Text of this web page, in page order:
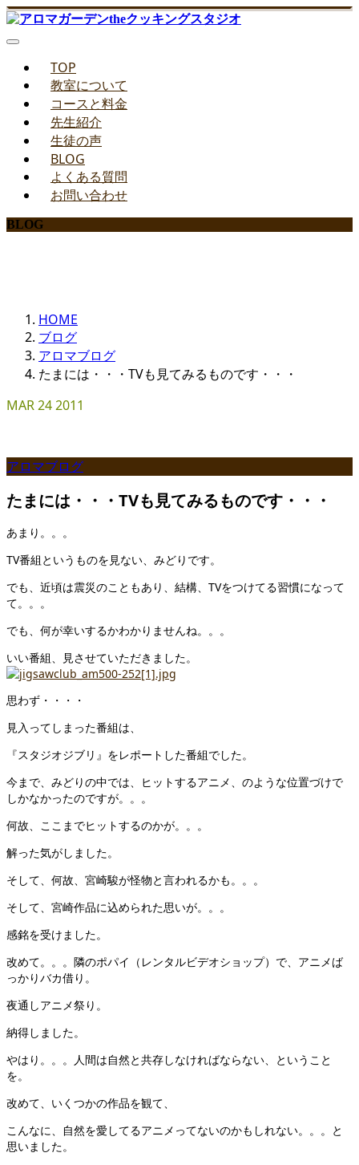
TOP
教室について
コースと料金
先生紹介
生徒の声
BLOG
よくある質問
お問い合わせ
BLOG
HOME
ブログ
アロマブログ
たまには・・・TVも見てみるものです・・・
MAR242011
アロマブログ
たまには・・・TVも見てみるものです・・・
あまり。。。
TV番組というものを見ない、みどりです。
でも、近頃は震災のこともあり、結構、TVをつけてる習慣になって
て。。。
でも、何が幸いするかわかりませんね。。。
いい番組、見させていただきました。
思わず・・・・
見入ってしまった番組は、
『スタジオジブリ』をレポートした番組でした。
今まで、みどりの中では、ヒットするアニメ、のような位置づけで
しかなかったのですが。。。
何故、ここまでヒットするのかが。。。
解った気がしました。
そして、何故、宮崎駿が怪物と言われるかも。。。
そして、宮崎作品に込められた思いが。。。
感銘を受けました。
改めて。。。隣のポパイ（レンタルビデオショップ）で、アニメば
っかりバカ借り。
夜通しアニメ祭り。
納得しました。
やはり。。。人間は自然と共存しなければならない、ということ
を。
改めて、いくつかの作品を観て、
こんなに、自然を愛してるアニメってないのかもしれない。。。と
思いました。